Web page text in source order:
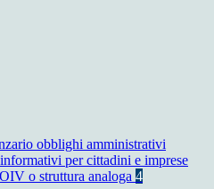
obblighi amministrativi
per cittadini e imprese
o struttura analoga 4